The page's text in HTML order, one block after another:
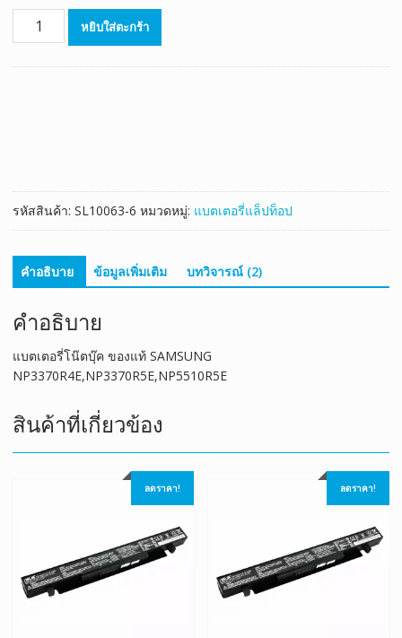
จำนวน
หยิบใส่ตะกร้า
รหัสสินค้า: SL10063-6 หมวดหมู่: แบตเตอรี่แล็ปท็อป
คำอธิบาย ข้อมูลเพิ่มเติม บทวิจารณ์ (2)
คำอธิบาย
แบตเตอรี่โน๊ตบุ๊ค ของแท้ SAMSUNG
NP3370R4E,NP3370R5E,NP5510R5E
สินค้าที่เกี่ยวข้อง
ลดราคา! ลดราคา!